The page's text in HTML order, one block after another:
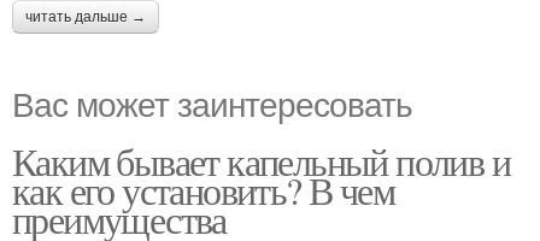
читать дальше →
Вас может заинтересовать
Каким бывает капельный полив и
как его установить? В чем
преимущества